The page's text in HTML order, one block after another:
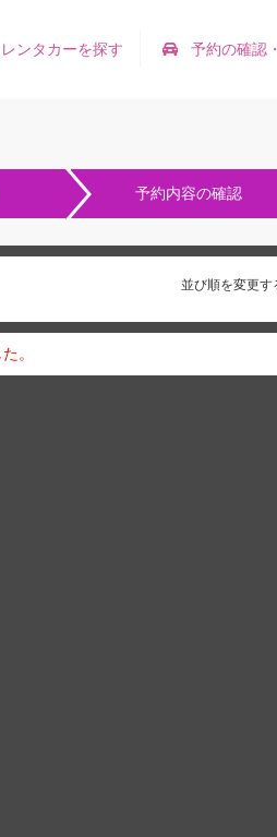
予約の確認
レンタカーを探す
予約内容の確認
並び順を変更す
。